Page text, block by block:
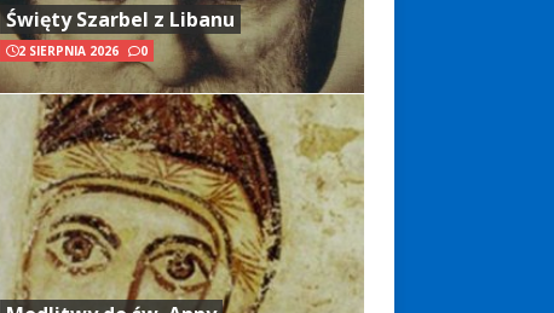
Święty Szarbel z Libanu
2 SIERPNIA 2026 0